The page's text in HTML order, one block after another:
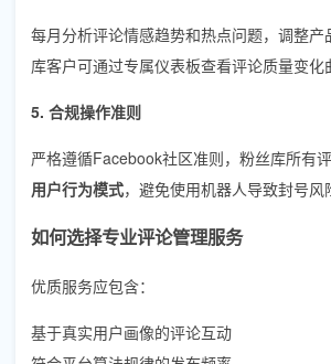
每月分析评论情感趋势和热点问题，调整产
库客户可通过专属仪表板查看评论质量变化
5. 合规操作准则
严格遵循Facebook社区准则，粉丝库所有
用户行为模式，避免使用机器人导致封号风
如何选择专业评论管理服务
优质服务应包含：
基于真实用户画像的评论互动